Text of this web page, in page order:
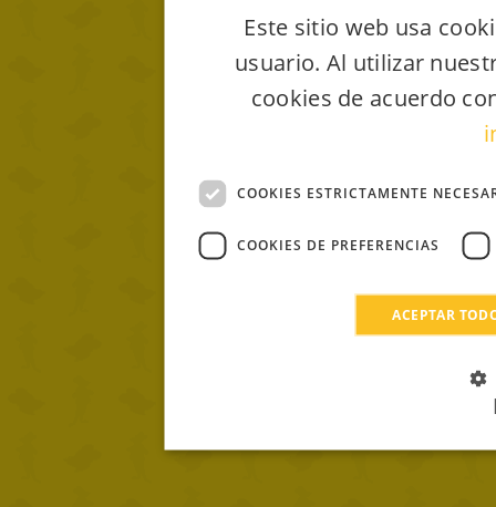
Este sitio web usa
usuario. Al utilizar
cookies de acuerdo
COOKIES ESTRICTAMENTE
COOKIES DE PREFERENCIAS
ACEPTAR